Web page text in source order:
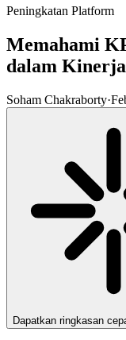
Peningkatan Platform
Memahami
dalam
Soham Chakraborty·
Dapatkan ringkasan